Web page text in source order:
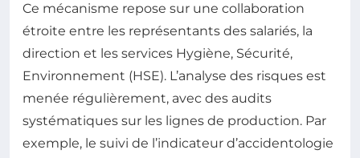
Ce mécanisme repose sur une collaboration
étroite entre les représentants des salariés, la
direction et les services Hygiène, Sécurité,
Environnement (HSE). L’analyse des risques est
menée régulièrement, avec des audits
systématiques sur les lignes de production. Par
exemple, le suivi de l’indicateur d’accidentologie